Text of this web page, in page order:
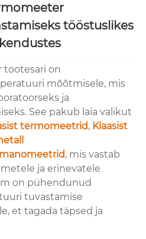
tööstuslikes
tootesari on
mõõtmisele, mis
ja
See pakub laia valikut
termomeetrid, Klaasist
, mis vastab
ja erinevatele
on pühendunud
tuvastamise
et tagada täpsed ja